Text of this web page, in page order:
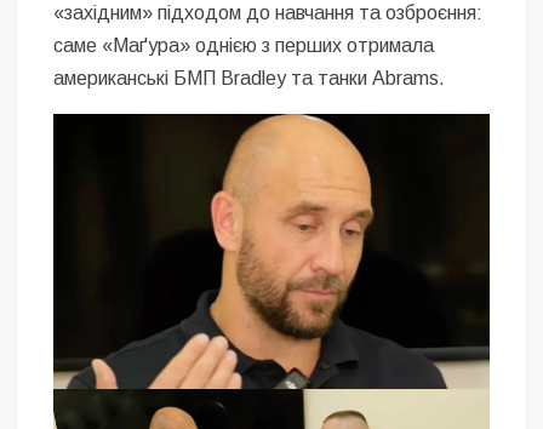
«західним» підходом до навчання та озброєння:
саме «Маґура» однією з перших отримала
американські БМП Bradley та танки Abrams.